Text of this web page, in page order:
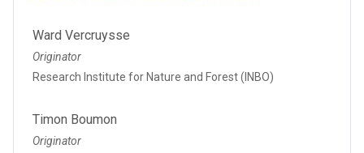
Ward Vercruysse
Originator
Research Institute for Nature and Forest (INBO)
Timon Boumon
Originator